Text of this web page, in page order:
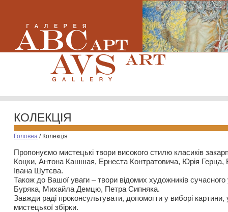
КОЛЕКЦІЯ
Головна / Колекція
Пропонуємо мистецькі твори високого стилю класиків
Коцки, Антона Кашшая, Ернеста Контратовича, Юрія
Івана Шутєва.
Також до Вашої уваги – твори відомих художників
Буряка, Михайла Демцю, Петра Сипняка.
Завжди раді проконсультувати, допомогти у виборі картини,
мистецької збірки.